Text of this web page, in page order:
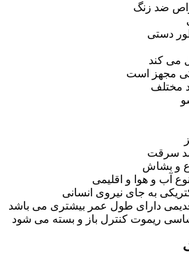
ضد زنگ
دستی
می کند
مجهز است
مختلف
ضد سرقت
و بشاش
آب و هوا و اقلیمی
به جای نیروی انسانی
دارای طول عمر بیشتری می باشد
ریموت کنترل باز و بسته می شود